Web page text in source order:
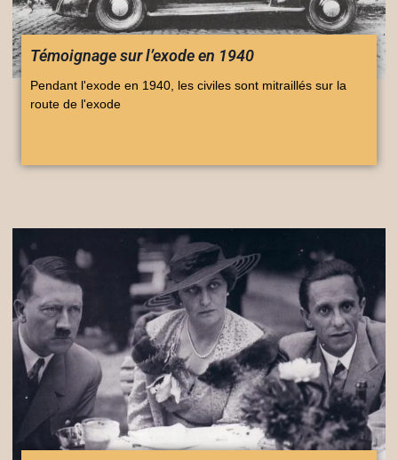
Témoignage sur l’exode en 1940
Pendant l'exode en 1940, les civiles sont mitraillés sur la
route de l'exode